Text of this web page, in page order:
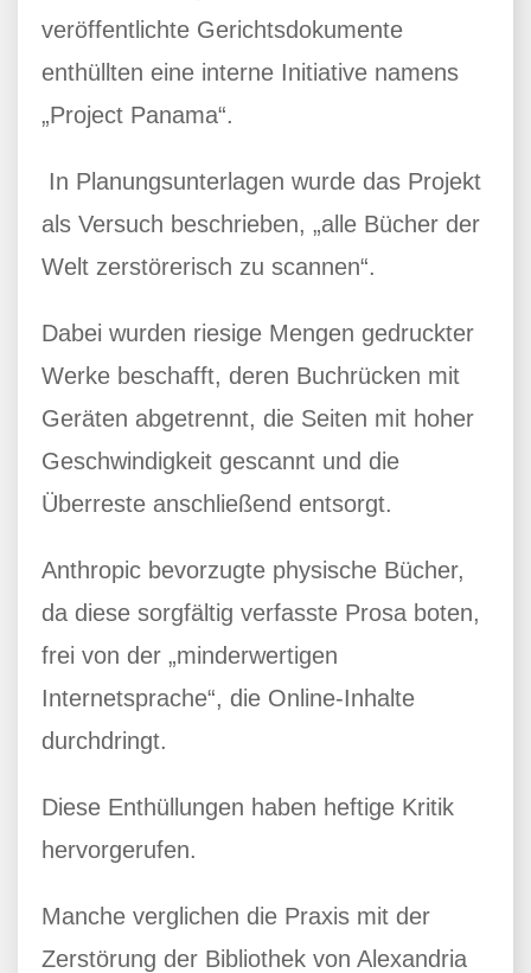
veröffentlichte Gerichtsdokumente
enthüllten eine interne Initiative namens
„Project Panama“.
In Planungsunterlagen wurde das Projekt
als Versuch beschrieben, „alle Bücher der
Welt zerstörerisch zu scannen“.
Dabei wurden riesige Mengen gedruckter
Werke beschafft, deren Buchrücken mit
Geräten abgetrennt, die Seiten mit hoher
Geschwindigkeit gescannt und die
Überreste anschließend entsorgt.
Anthropic bevorzugte physische Bücher,
da diese sorgfältig verfasste Prosa boten,
frei von der „minderwertigen
Internetsprache“, die Online-Inhalte
durchdringt.
Diese Enthüllungen haben heftige Kritik
hervorgerufen.
Manche verglichen die Praxis mit der
Zerstörung der Bibliothek von Alexandria